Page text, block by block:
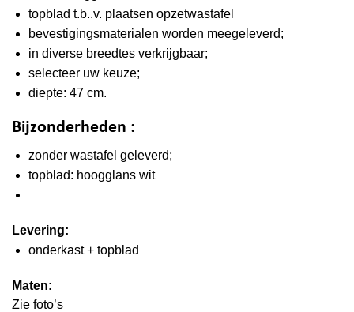
topblad t.b..v. plaatsen opzetwastafel
bevestigingsmaterialen worden meegeleverd;
in diverse breedtesverkrijgbaar;
selecteer uw keuze;
diepte: 47 cm.
Bijzonderheden :
zonder wastafel geleverd;
topblad: hoogglans wit
Levering:
onderkast + topblad
Maten:
Zie foto’s